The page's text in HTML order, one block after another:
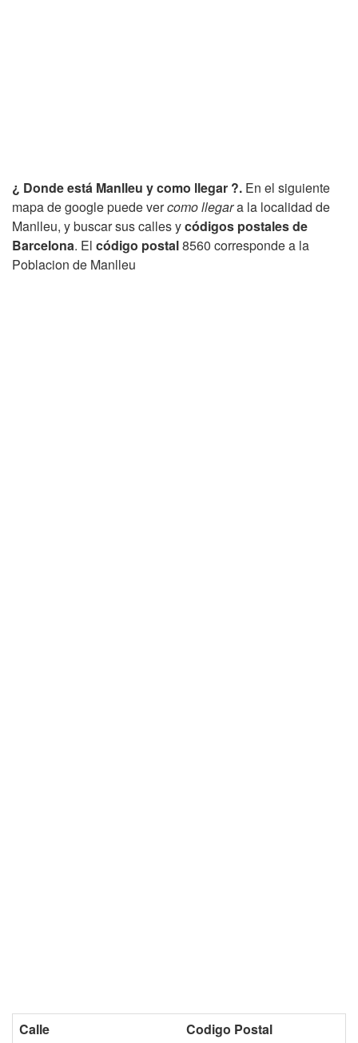
¿ Donde está Manlleu y como llegar ?. En el siguiente
mapa de google puede vercomo llegara la localidad de
Manlleu, y buscar sus calles ycódigos postales de
Barcelona. El código postal8560 corresponde a la
Poblacion de Manlleu
Calle Codigo Postal